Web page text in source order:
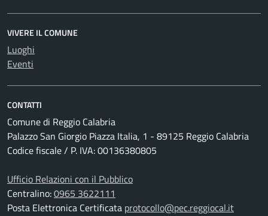
VIVERE IL COMUNE
Luoghi
Eventi
CONTATTI
Comune di Reggio Calabria
Palazzo San Giorgio Piazza Italia, 1 - 89125 Reggio Calabria
Codice fiscale / P. IVA: 00136380805
Ufficio Relazioni con il Pubblico
Centralino:0965 3622111
Posta Elettronica Certificata protocollo@pec.reggiocal.it